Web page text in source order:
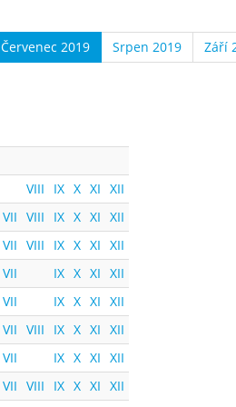
Červenec 2019 Srpen 2019 Září
VIII IX X XI XII
VII VIII IX X XI XII
VII VIII IX X XI XII
VII IX X XI XII
VII IX X XI XII
VII VIII IX X XI XII
VII IX X XI XII
VII VIII IX X XI XII